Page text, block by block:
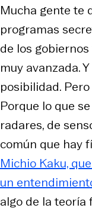
Mucha gente te
programas
de los
muy avanzada.
posibilidad.
Porque lo que
radares, de
común que hay
Michio Kaku,
un
algo de la teoría